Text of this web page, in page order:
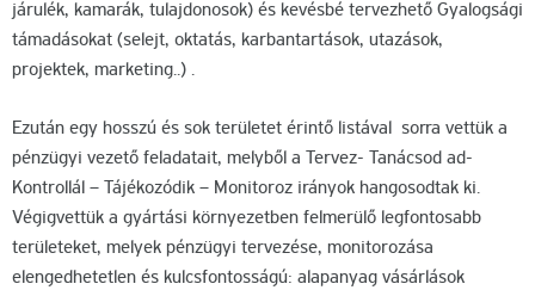
járulék, kamarák, tulajdonosok) és kevésbé tervezhető Gyalogsági
támadásokat (selejt, oktatás, karbantartások, utazások,
projektek, marketing..) .
Ezután egy hosszú és sok területet érintő listával sorra vettük a
pénzügyi vezető feladatait, melyből a Tervez- Tanácsod ad-
Kontrollál – Tájékozódik – Monitoroz irányok hangosodtak ki.
Végigvettük a gyártási környezetben felmerülő legfontosabb
területeket, melyek pénzügyi tervezése, monitorozása
elengedhetetlen és kulcsfontosságú: alapanyag vásárlások